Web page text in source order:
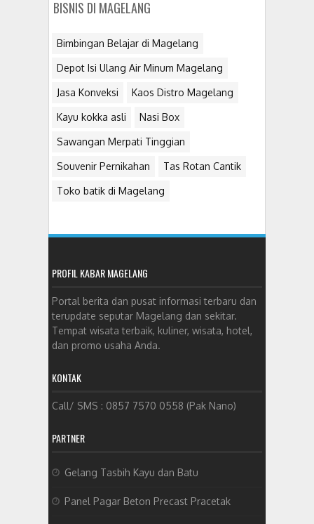
BISNIS DI MAGELANG
Bimbingan Belajar di Magelang
Depot Isi Ulang Air Minum Magelang
Jasa Konveksi Kaos Distro Magelang
Kayu kokka asli Nasi Box
Sawangan Merpati Tinggian
Souvenir Pernikahan Tas Rotan Cantik
Toko batik di Magelang
PROFIL KABAR MAGELANG
Portal berita dan pusat informasi terbaru dan
terupdate seputar Magelang dan sekitar.
Tempat wisata terbaik, kuliner, wisata, hotel,
dan promo usaha Anda.
KONTAK
Call/ SMS : 0857 7570 0558 (Pak Nano)
PARTNER
Gelang Tasbih Kayu dan Batu
Panel Pagar Beton Precast Pracetak